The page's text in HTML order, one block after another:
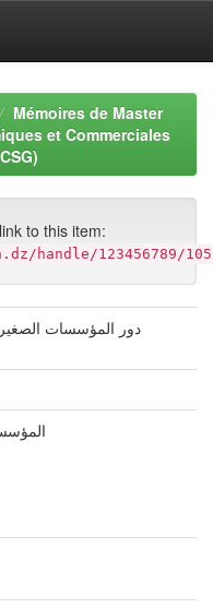
Mémoires de Master
et Commerciales
to this item:
handle/123456789/
دور المؤسسات